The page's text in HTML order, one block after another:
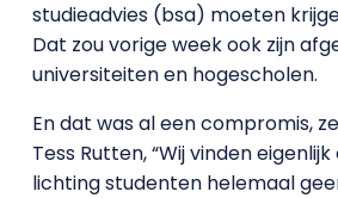
studieadvies (bsa) moeten
Dat zou vorige week ook zijn
universiteiten en hogescholen.
En dat was al een compromis,
Tess Rutten, “Wij vinden
lichting studenten helemaal